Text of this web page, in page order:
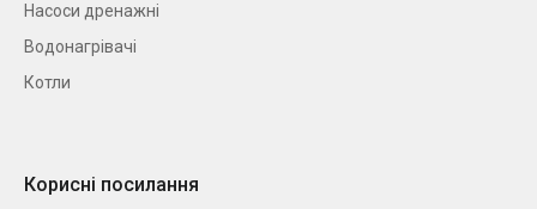
Насоси дренажні
Водонагрівачі
Котли
Корисні посилання